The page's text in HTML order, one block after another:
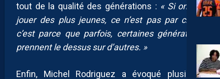
tout de la qualité des générations : « Si on fait
jouer des plus jeunes, ce n’est pas par choix,
c’est parce que parfois, certaines générations
prennent le dessus sur d’autres. »
Enfin, Michel Rodriguez a évoqué plusieurs